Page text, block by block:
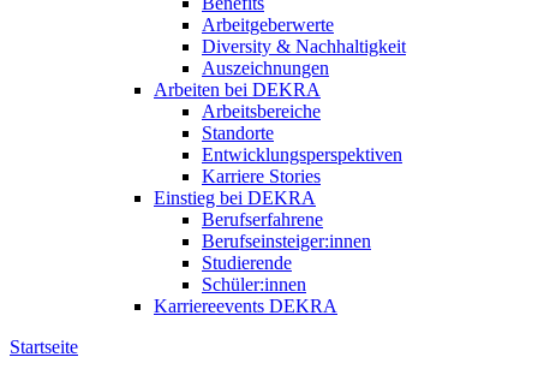
Arbeitgeberwerte
Diversity & Nachhaltigkeit
Auszeichnungen
Arbeiten bei DEKRA
Arbeitsbereiche
Standorte
Entwicklungsperspektiven
Karriere Stories
Einstieg bei DEKRA
Berufserfahrene
Berufseinsteiger:innen
Studierende
Schüler:innen
Karriereevents DEKRA
Startseite